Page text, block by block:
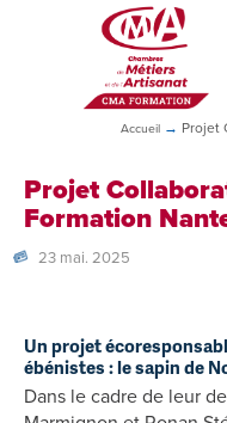
Go to main content
Accueil → Projet
Projet
Formation
23 mai. 2025
Un projet
ébénistes : le sapin de
Dans le cadre de leur